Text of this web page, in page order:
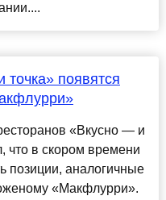
появятся
«Вкусно — и
что в скором времени
позиции, аналогичные
«Макфлурри».